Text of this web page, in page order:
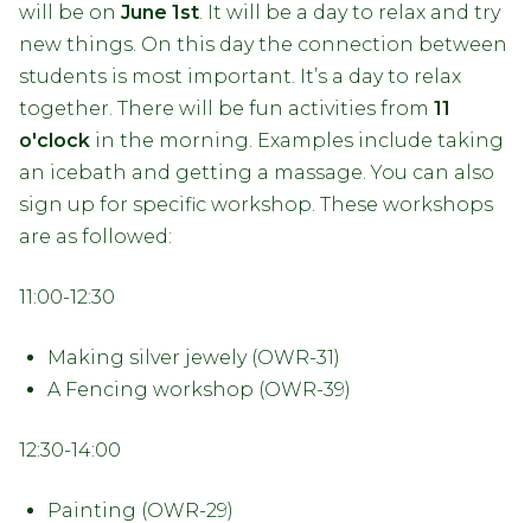
will be on June 1st. It will be a day to relax and try
new things. On this day the connection between
students is most important. It’s a day to relax
together. There will be fun activities from 11
o'clock in the morning. Examples include taking
an icebath and getting a massage. You can also
sign up for specific workshop. These workshops
are as followed:
11:00-12:30
Making silver jewely (OWR-31)
A Fencing workshop (OWR-39)
12:30-14:00
Painting (OWR-29)